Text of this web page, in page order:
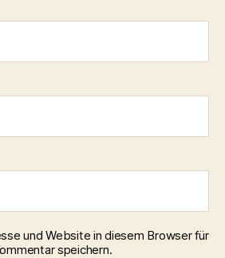
und Website in diesem Browser für
speichern.